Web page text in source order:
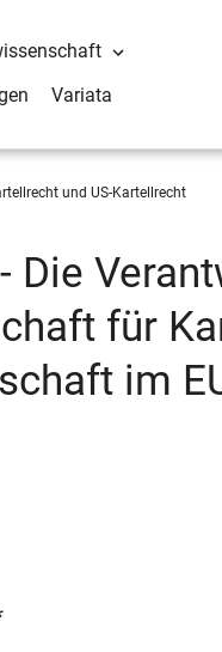
Variata
und US-Kartellrecht
Die
für
im